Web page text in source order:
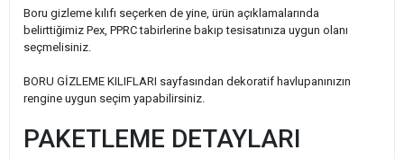
Boru gizleme kılıfı seçerken de yine, ürün açıklamalarında
belirttiğimiz Pex, PPRC tabirlerine bakıp tesisatınıza uygun olanı
seçmelisiniz.
BORU GİZLEME KILIFLARI sayfasından dekoratif havlupanınızın
rengine uygun seçim yapabilirsiniz.
PAKETLEME DETAYLARI